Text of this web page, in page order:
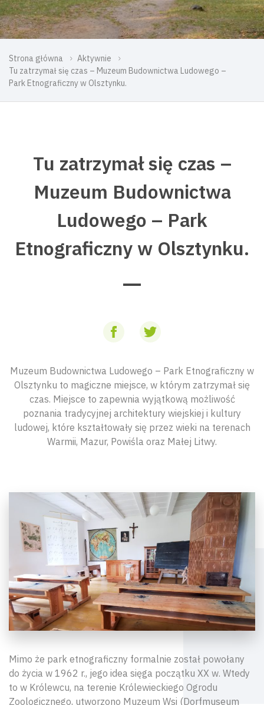
Strona główna
Aktywnie
Tu zatrzymał się czas – Muzeum Budownictwa Ludowego –
Park Etnograficzny w Olsztynku.
Tu zatrzymał się czas –
Muzeum Budownictwa
Ludowego – Park
Etnograficzny w Olsztynku.
Muzeum Budownictwa Ludowego – Park Etnograficzny w
Olsztynku to magiczne miejsce, w którym zatrzymał się
czas. Miejsce to zapewnia wyjątkową możliwość
poznania tradycyjnej architektury wiejskiej i kultury
ludowej, które kształtowały się przez wieki na terenach
Warmii, Mazur, Powiśla oraz Małej Litwy.
Mimo że park etnograficzny formalnie został powołany
do życia w 1962 r., jego idea sięga początku XX w. Wtedy
to w Królewcu, na terenie Królewieckiego Ogrodu
Zoologicznego, utworzono Muzeum Wsi (Dorfmuseum